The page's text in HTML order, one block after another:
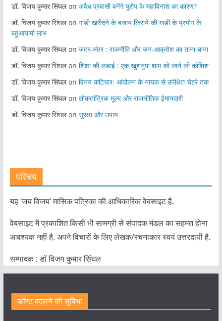
डॉ. विजय कुमार सिंघलon अवैध प्रवासी बनेंगे यूरोप के महाविनाश का कारण?
डॉ. विजय कुमार सिंघलon गाड़ी खरीदने के बजाय किराये की गाड़ी के प्रयोग के
बहुआयामी लाभ
डॉ. विजय कुमार सिंघलon जंतर-मंतर : राजनीति और जन-आक्रोश का ताना-बाना
डॉ. विजय कुमार सिंघलon शिक्षा की लड़ाई : एक खुशनुमा शाम को लाने की कोशिश
डॉ. विजय कुमार सिंघलon विनय कटियारः आंदोलन के नायक से उपेक्षित चेहरे तक
डॉ. विजय कुमार सिंघलon लोकतांत्रिक मूल्य और राजनीतिक ईमानदारी
डॉ. विजय कुमार सिंघलon सुरक्षा और उपाय
परिचय
यह ‘जय विजय’ मासिक पत्रिका की आधिकारिक वेबसाइट है.
वेबसाइट में प्रकाशित किसी भी सामग्री से संपादक मंडल का सहमत होना
आवश्यक नहीं है. अपने विचारों के लिए लेखक/रचनाकार स्वयं उत्तरदायी है.
सम्पादक : डाॅ विजय कुमार सिंघल
फॉण्ट बदलने की सुविधा